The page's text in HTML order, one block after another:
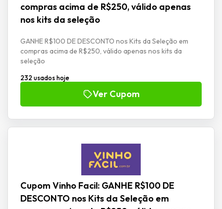
compras acima de R$250, válido apenas
nos kits da seleção
GANHE R$100 DE DESCONTO nos Kits da Seleção em
compras acima de R$250, válido apenas nos kits da
seleção
232 usados hoje
Ver Cupom
Cupom Vinho Facil: GANHE R$100 DE
DESCONTO nos Kits da Seleção em